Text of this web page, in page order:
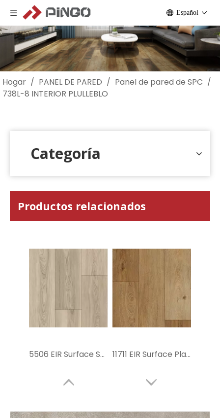
Español
Hogar / PANEL DE PARED / Panel de pared de SPC /
738L-8 INTERIOR PLULLEBLO
Categoría
Productos relacionados
5506 EIR Surface SPC Piso de piso 11711 EIR Surface Plank SPC Floor